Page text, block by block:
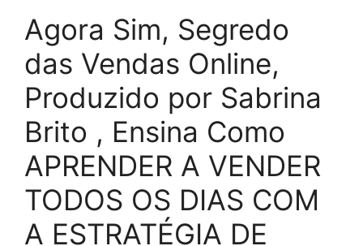
Agora Sim, Segredo
das Vendas Online,
Produzido por Sabrina
Brito , Ensina Como
APRENDER A VENDER
TODOS OS DIAS COM
A ESTRATÉGIA DE